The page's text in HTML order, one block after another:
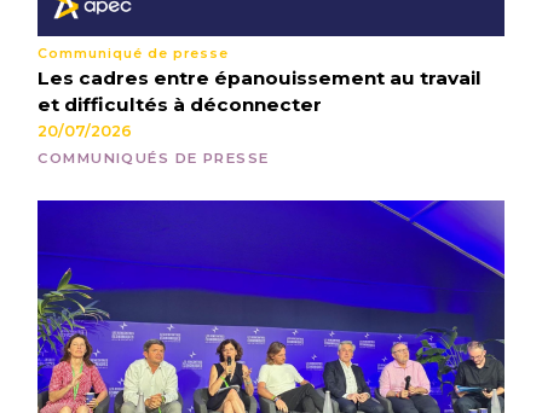
Communiqué de presse
Les cadres entre épanouissement au travail
et difficultés à déconnecter
20/07/2026
COMMUNIQUÉS DE PRESSE